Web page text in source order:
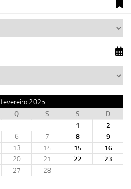
fevereiro 2025
Q S S
D
1
2
6 7 8
9
13 14 15
16
20 21 22
23
27
28